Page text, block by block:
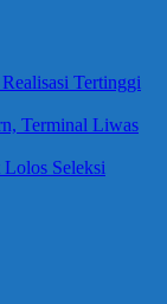
Tertinggi
Terminal Liwas
Seleksi